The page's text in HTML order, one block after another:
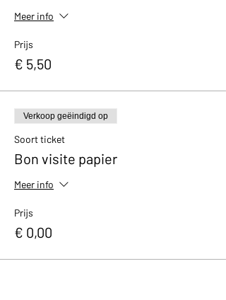
Meer info
Prijs
€ 5,50
Verkoop geëindigd op
Soort ticket
Bon visite papier
Meer info
Prijs
€ 0,00